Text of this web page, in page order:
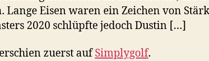
Eisen waren ein Zeichen von
2020 schlüpfte jedoch Dustin […]
erschien zuerst aufSimplygolf.